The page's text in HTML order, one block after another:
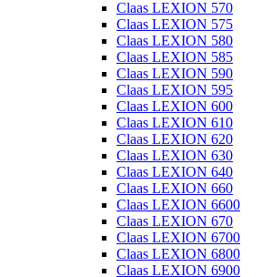
Claas LEXION 570
Claas LEXION 575
Claas LEXION 580
Claas LEXION 585
Claas LEXION 590
Claas LEXION 595
Claas LEXION 600
Claas LEXION 610
Claas LEXION 620
Claas LEXION 630
Claas LEXION 640
Claas LEXION 660
Claas LEXION 6600
Claas LEXION 670
Claas LEXION 6700
Claas LEXION 6800
Claas LEXION 6900